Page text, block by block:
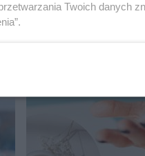
Twoich danych